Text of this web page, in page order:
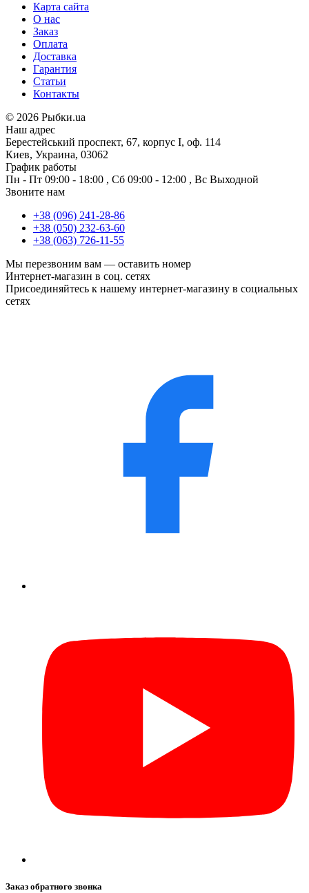
Карта сайта
О нас
Заказ
Оплата
Доставка
Гарантия
Статьи
Контакты
© 2026 Рыбки.ua
Наш адрес
Берестейський проспект, 67, корпус I, оф. 114
Киев, Украина, 03062
График работы
Пн - Пт 09:00 - 18:00 , Сб 09:00 - 12:00 , Вс Выходной
Звоните нам
+38 (096) 241-28-86
+38 (050) 232-63-60
+38 (063) 726-11-55
Мы перезвоним вам — оставить номер
Интернет-магазин в соц. сетях
Присоединяйтесь к нашему интернет-магазину в социальных
сетях
Заказ обратного звонка